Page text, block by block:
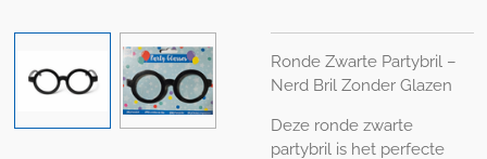
Ronde Zwarte Partybril –
Nerd Bril Zonder Glazen
Deze ronde zwarte
partybril is het perfecte